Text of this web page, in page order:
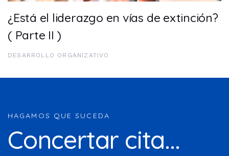
¿Está el liderazgo en vías de extinción?
( Parte II )
DESARROLLO ORGANIZATIVO
HAGAMOS QUE SUCEDA
Concertar cita...